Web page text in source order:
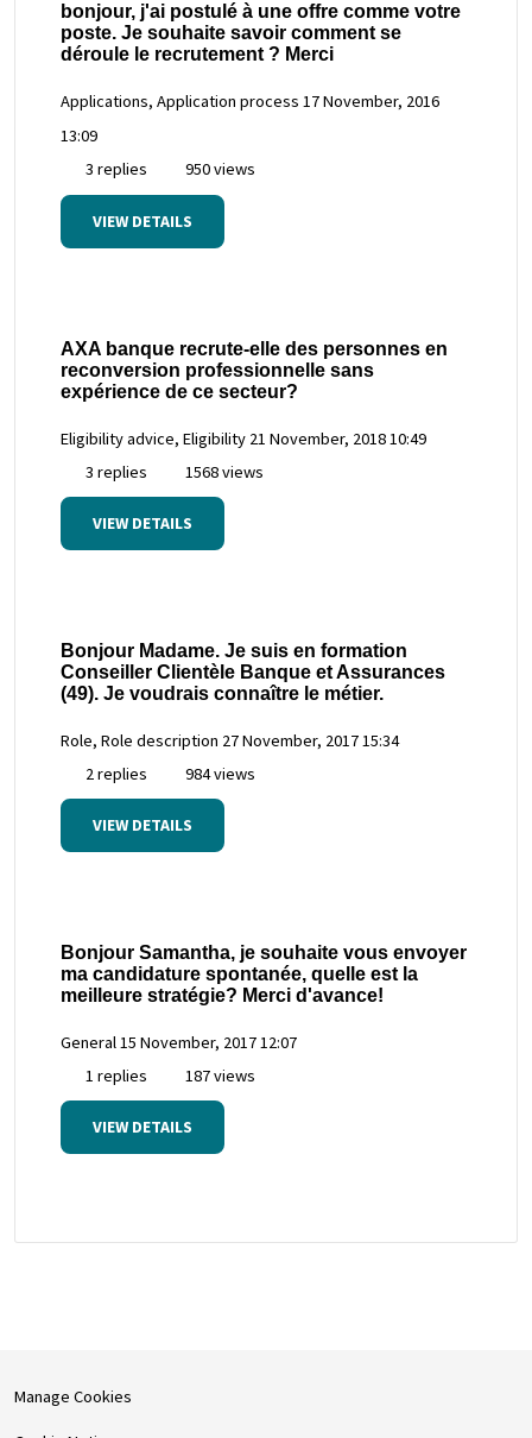
bonjour, j'ai postulé à une offre comme votre
poste. Je souhaite savoir comment se
déroule le recrutement ? Merci
Applications, Application process 17 November, 2016
13:09
3 replies
950 views
VIEW DETAILS
AXA banque recrute-elle des personnes en
reconversion professionnelle sans
expérience de ce secteur?
Eligibility advice, Eligibility 21 November, 2018 10:49
3 replies
1568 views
VIEW DETAILS
Bonjour Madame. Je suis en formation
Conseiller Clientèle Banque et Assurances
(49). Je voudrais connaître le métier.
Role, Role description 27 November, 2017 15:34
2 replies
984 views
VIEW DETAILS
Bonjour Samantha, je souhaite vous envoyer
ma candidature spontanée, quelle est la
meilleure stratégie? Merci d'avance!
General15 November, 2017 12:07
1 replies
187 views
VIEW DETAILS
Manage Cookies